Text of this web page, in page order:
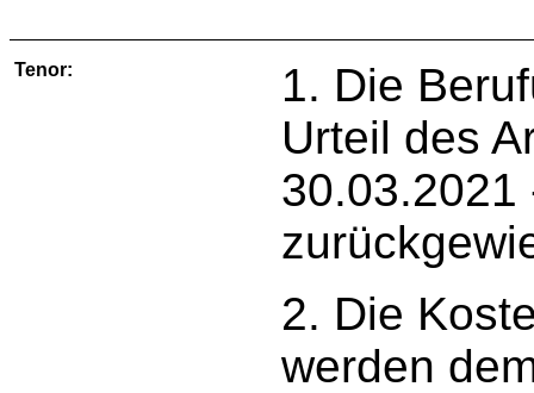
Tenor:
1. Die
Urteil des
30.03.2021
2. Die
werden